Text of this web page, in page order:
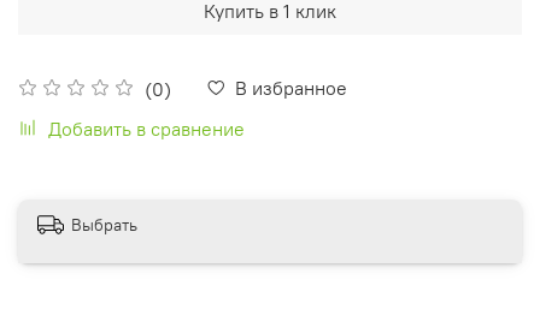
(0)
В избранное
Добавить в сравнение
Купить в 1 клик
Выбрать